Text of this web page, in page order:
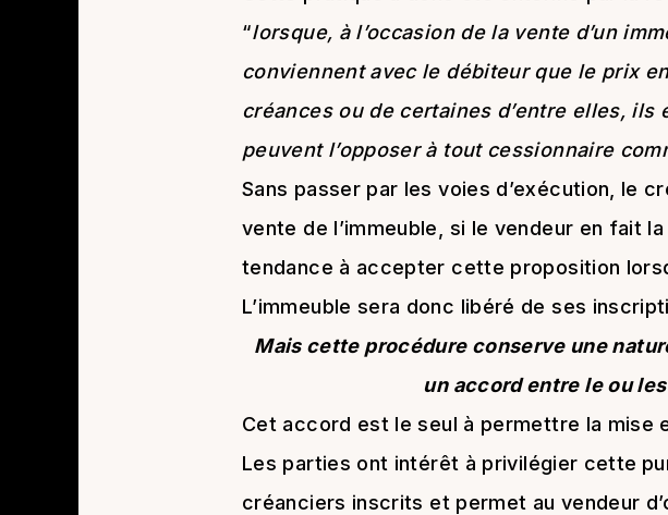
“lorsque, à l’occasion de la vente d’un
conviennent avec le débiteur que le prix
créances ou de certaines d’entre elles,
peuvent l’opposer à tout cessionnaire
Sans passer par les voies d’exécution, le
vente de l’immeuble, si le vendeur en fait
tendance à accepter cette proposition
L’immeuble sera donc libéré de ses
Mais cette procédure conserve une
un accord entre le ou
Cet accord est le seul à permettre la mise
Les parties ont intérêt à privilégier cette
créanciers inscrits et permet au vendeur